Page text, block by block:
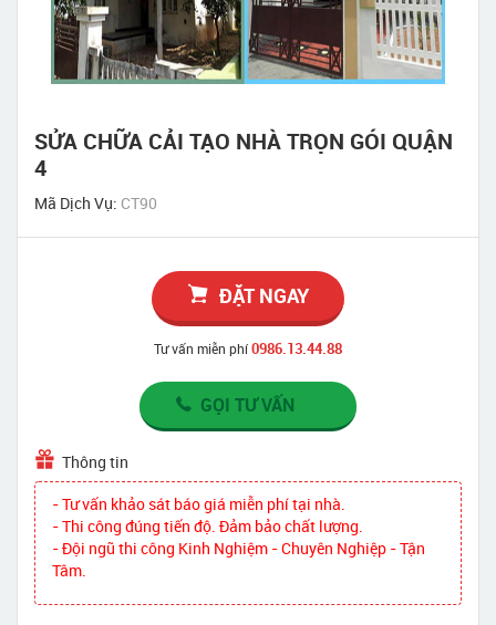
SỬA CHỮA CẢI TẠO NHÀ TRỌN GÓI QUẬN
4
Mã Dịch Vụ: CT90
ĐẶT NGAY
Tư vấn miễn phí0986.13.44.88
GỌI TƯ VẤN
Thông tin
- Tư vấn khảo sát báo giá miễn phí tại nhà.
- Thi công đúng tiến độ. Đảm bảo chất lượng.
- Đội ngũ thi công Kinh Nghiệm - Chuyên Nghiệp - Tận
Tâm.